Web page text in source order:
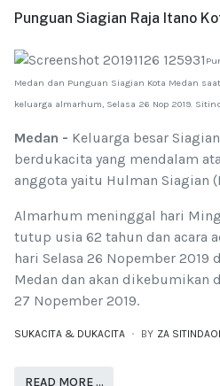
Punguan Siagian Raja Itano
Medan dan Punguan Siagian Kota Medan
keluarga almarhum, Selasa 26 Nop 2019.
Medan - Keluarga besar
berdukacita yang mendalam
anggota yaitu Hulman Siagian
Almarhum meninggal hari
tutup usia 62 tahun dan acara
hari Selasa 26 Nopember 2019
Medan dan akan dikebumikan
27 Nopember 2019.
SUKACITA & DUKACITA BY ZA
READ MORE …